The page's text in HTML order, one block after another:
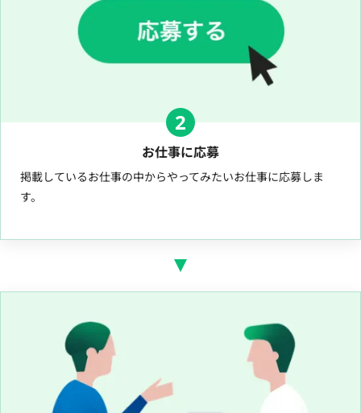
2
お仕事に応募
掲載しているお仕事の中からやってみたいお仕事に応募しま
す。